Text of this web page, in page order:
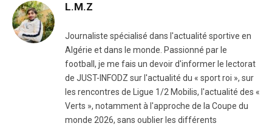
L.M.Z
Journaliste spécialisé dans l'actualité sportive en
Algérie et dans le monde. Passionné par le
football, je me fais un devoir d'informer le lectorat
de JUST-INFODZ sur l'actualité du « sport roi », sur
les rencontres de Ligue 1/2 Mobilis, l'actualité des «
Verts », notamment à l'approche de la Coupe du
monde 2026, sans oublier les différents